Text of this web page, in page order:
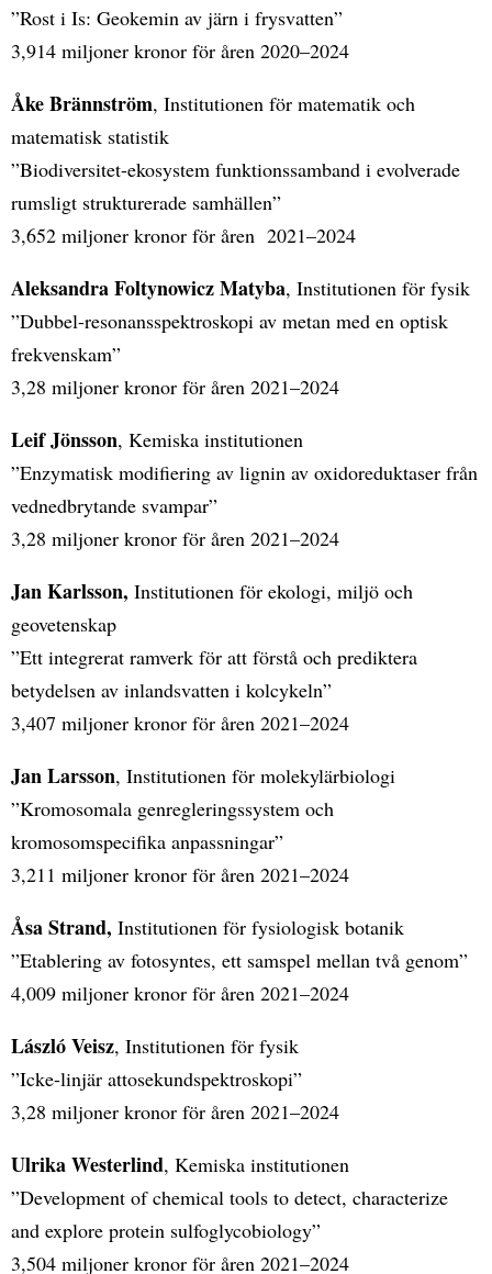
”Rost i Is: Geokemin av järn i frysvatten”
3,914 miljoner kronor för åren 2020–2024
Åke Brännström, Institutionen för matematik och
matematisk statistik
”Biodiversitet-ekosystem funktionssamband i evolverade
rumsligt strukturerade samhällen”
3,652 miljoner kronor för åren 2021–2024
Aleksandra Foltynowicz Matyba, Institutionen för fysik
”Dubbel-resonansspektroskopi av metan med en optisk
frekvenskam”
3,28 miljoner kronor för åren 2021–2024
Leif Jönsson, Kemiska institutionen
”Enzymatisk modifiering av lignin av oxidoreduktaser från
vednedbrytande svampar”
3,28 miljoner kronor för åren 2021–2024
Jan Karlsson, Institutionen för ekologi, miljö och
geovetenskap
”Ett integrerat ramverk för att förstå och prediktera
betydelsen av inlandsvatten i kolcykeln”
3,407 miljoner kronor för åren 2021–2024
Jan Larsson, Institutionen för molekylärbiologi
”Kromosomala genregleringssystem och
kromosomspecifika anpassningar”
3,211 miljoner kronor för åren 2021–2024
Åsa Strand, Institutionen för fysiologisk botanik
”Etablering av fotosyntes, ett samspel mellan två genom”
4,009 miljoner kronor för åren 2021–2024
László Veisz, Institutionen för fysik
”Icke-linjär attosekundspektroskopi”
3,28 miljoner kronor för åren 2021–2024
Ulrika Westerlind, Kemiska institutionen
”Development of chemical tools to detect, characterize
and explore protein sulfoglycobiology”
3,504 miljoner kronor för åren 2021–2024